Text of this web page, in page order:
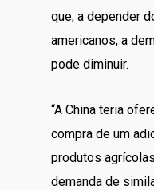
que, a depender
americanos, a
pode diminuir.
“A China teria
compra de um
produtos
demanda de